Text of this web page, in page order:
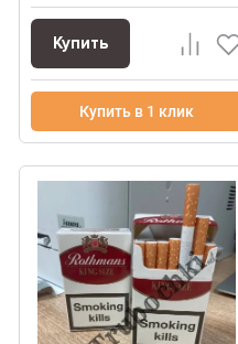
Купить
Купить в 1 клик